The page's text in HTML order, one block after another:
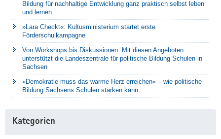
Bildung für nachhaltige Entwicklung ganz praktisch selbst leben
und lernen
»Lara Checkt«: Kultusministerium startet erste
Förderschulkampagne
Von Workshops bis Diskussionen: Mit diesen Angeboten
unterstützt die Landeszentrale für politische Bildung Schulen in
Sachsen
»Demokratie muss das warme Herz erreichen« – wie politische
Bildung Sachsens Schulen stärken kann
Kategorien